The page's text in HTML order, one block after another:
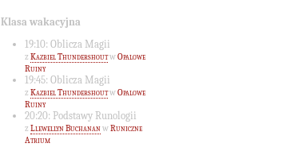
Klasa wakacyjna
19:10: Oblicza Magii
z Kazbiel ThundershoutwOpalowe
Ruiny
19:45: Oblicza Magii
z Kazbiel ThundershoutwOpalowe
Ruiny
20:20: Podstawy Runologii
z Llewellyn BuchananwRuniczne
Atrium